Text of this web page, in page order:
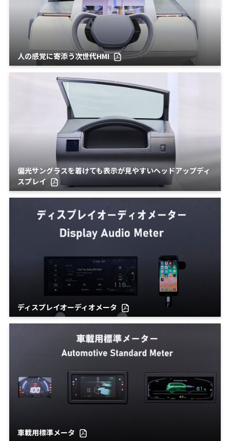
人の感覚に寄添う次世代HMI
偏光サングラスを着けても表示が見やすいヘッドアップディ
スプレイ
ディスプレイオーディオメータ
車載用標準メータ